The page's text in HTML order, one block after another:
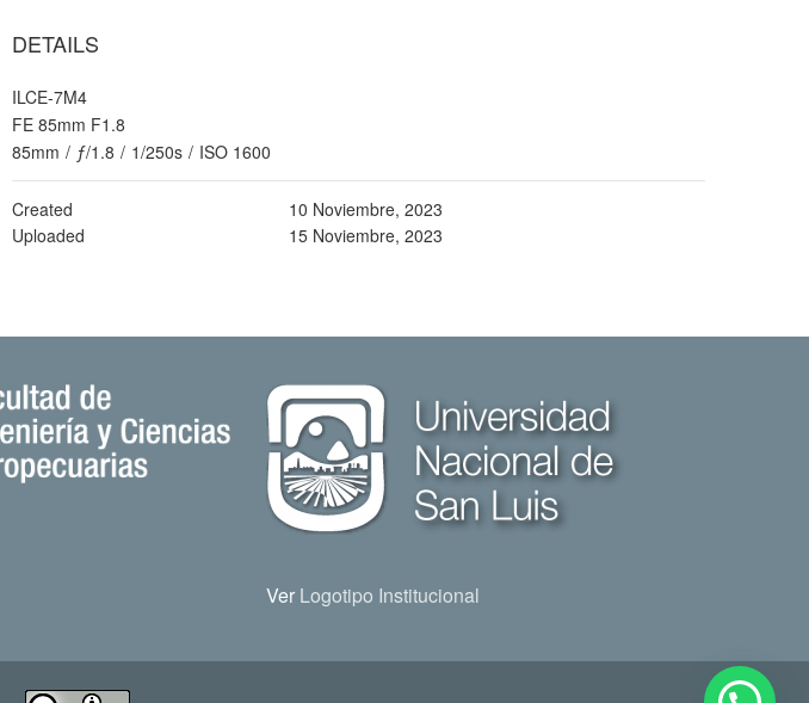
DETAILS
ILCE-7M4
FE 85mm F1.8
85mm / ƒ/1.8 / 1/250s / ISO 1600
Created
10 Noviembre, 2023
Uploaded
15 Noviembre, 2023
Ver Logotipo Institucional